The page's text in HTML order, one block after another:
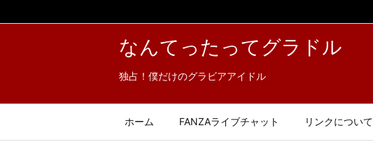
なんてったってグラドル
独占！僕だけのグラビアアイドル
ホーム FANZAライブチャット リンクについて